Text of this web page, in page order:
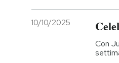
CALENDARIO
AREA PERSONALE
10/10/2025
Con